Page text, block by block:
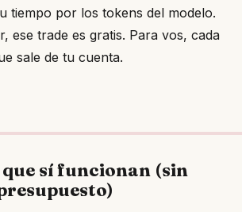
tiempo por los tokens del modelo.
ese trade es gratis. Para vos, cada
sale de tu cuenta.
que sí funcionan (sin